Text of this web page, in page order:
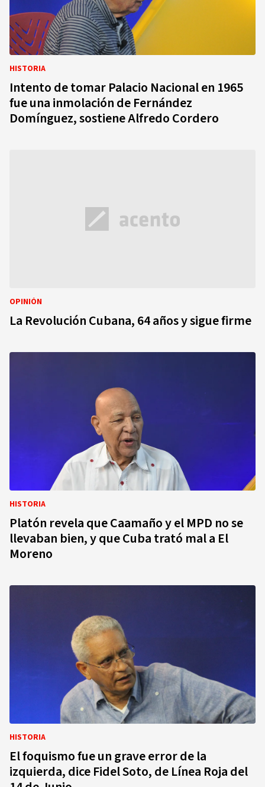
HISTORIA
Intento de tomar Palacio Nacional en 1965
fue una inmolación de Fernández
Domínguez, sostiene Alfredo Cordero
OPINIÓN
La Revolución Cubana, 64 años y sigue firme
HISTORIA
Platón revela que Caamaño y el MPD no se
llevaban bien, y que Cuba trató mal a El
Moreno
HISTORIA
El foquismo fue un grave error de la
izquierda, dice Fidel Soto, de Línea Roja del